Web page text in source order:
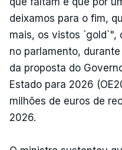
deixamos para o fim,
mais, os vistos `gold`",
no parlamento,
da proposta do
Estado para 2026
milhões de euros de
2026.